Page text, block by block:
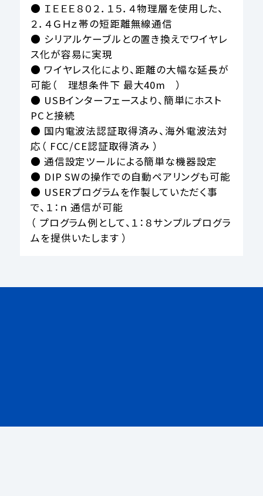
● ＩＥＥＥ８０２．１５．４物理層を使用した、
２．４ＧＨｚ帯の短距離無線通信
● シリアルケーブルとの置き換えでワイヤレ
ス化が容易に実現
● ワイヤレス化により、距離の大幅な延長が
可能（　理想条件下 最大40m　）
● USBインターフェースより、簡単にホスト
PCと接続
● 国内電波法認証取得済み、海外電波法対
応（ FCC/CE認証取得済み ）
● 通信設定ツールによる簡単な機器設定
● DIP SWの操作での自動ペアリングも可能
● USERプログラムを作製していただく事
で、１：ｎ 通信が可能
（ プログラム例として、１：８サンプルプログラ
ムを提供いたします ）